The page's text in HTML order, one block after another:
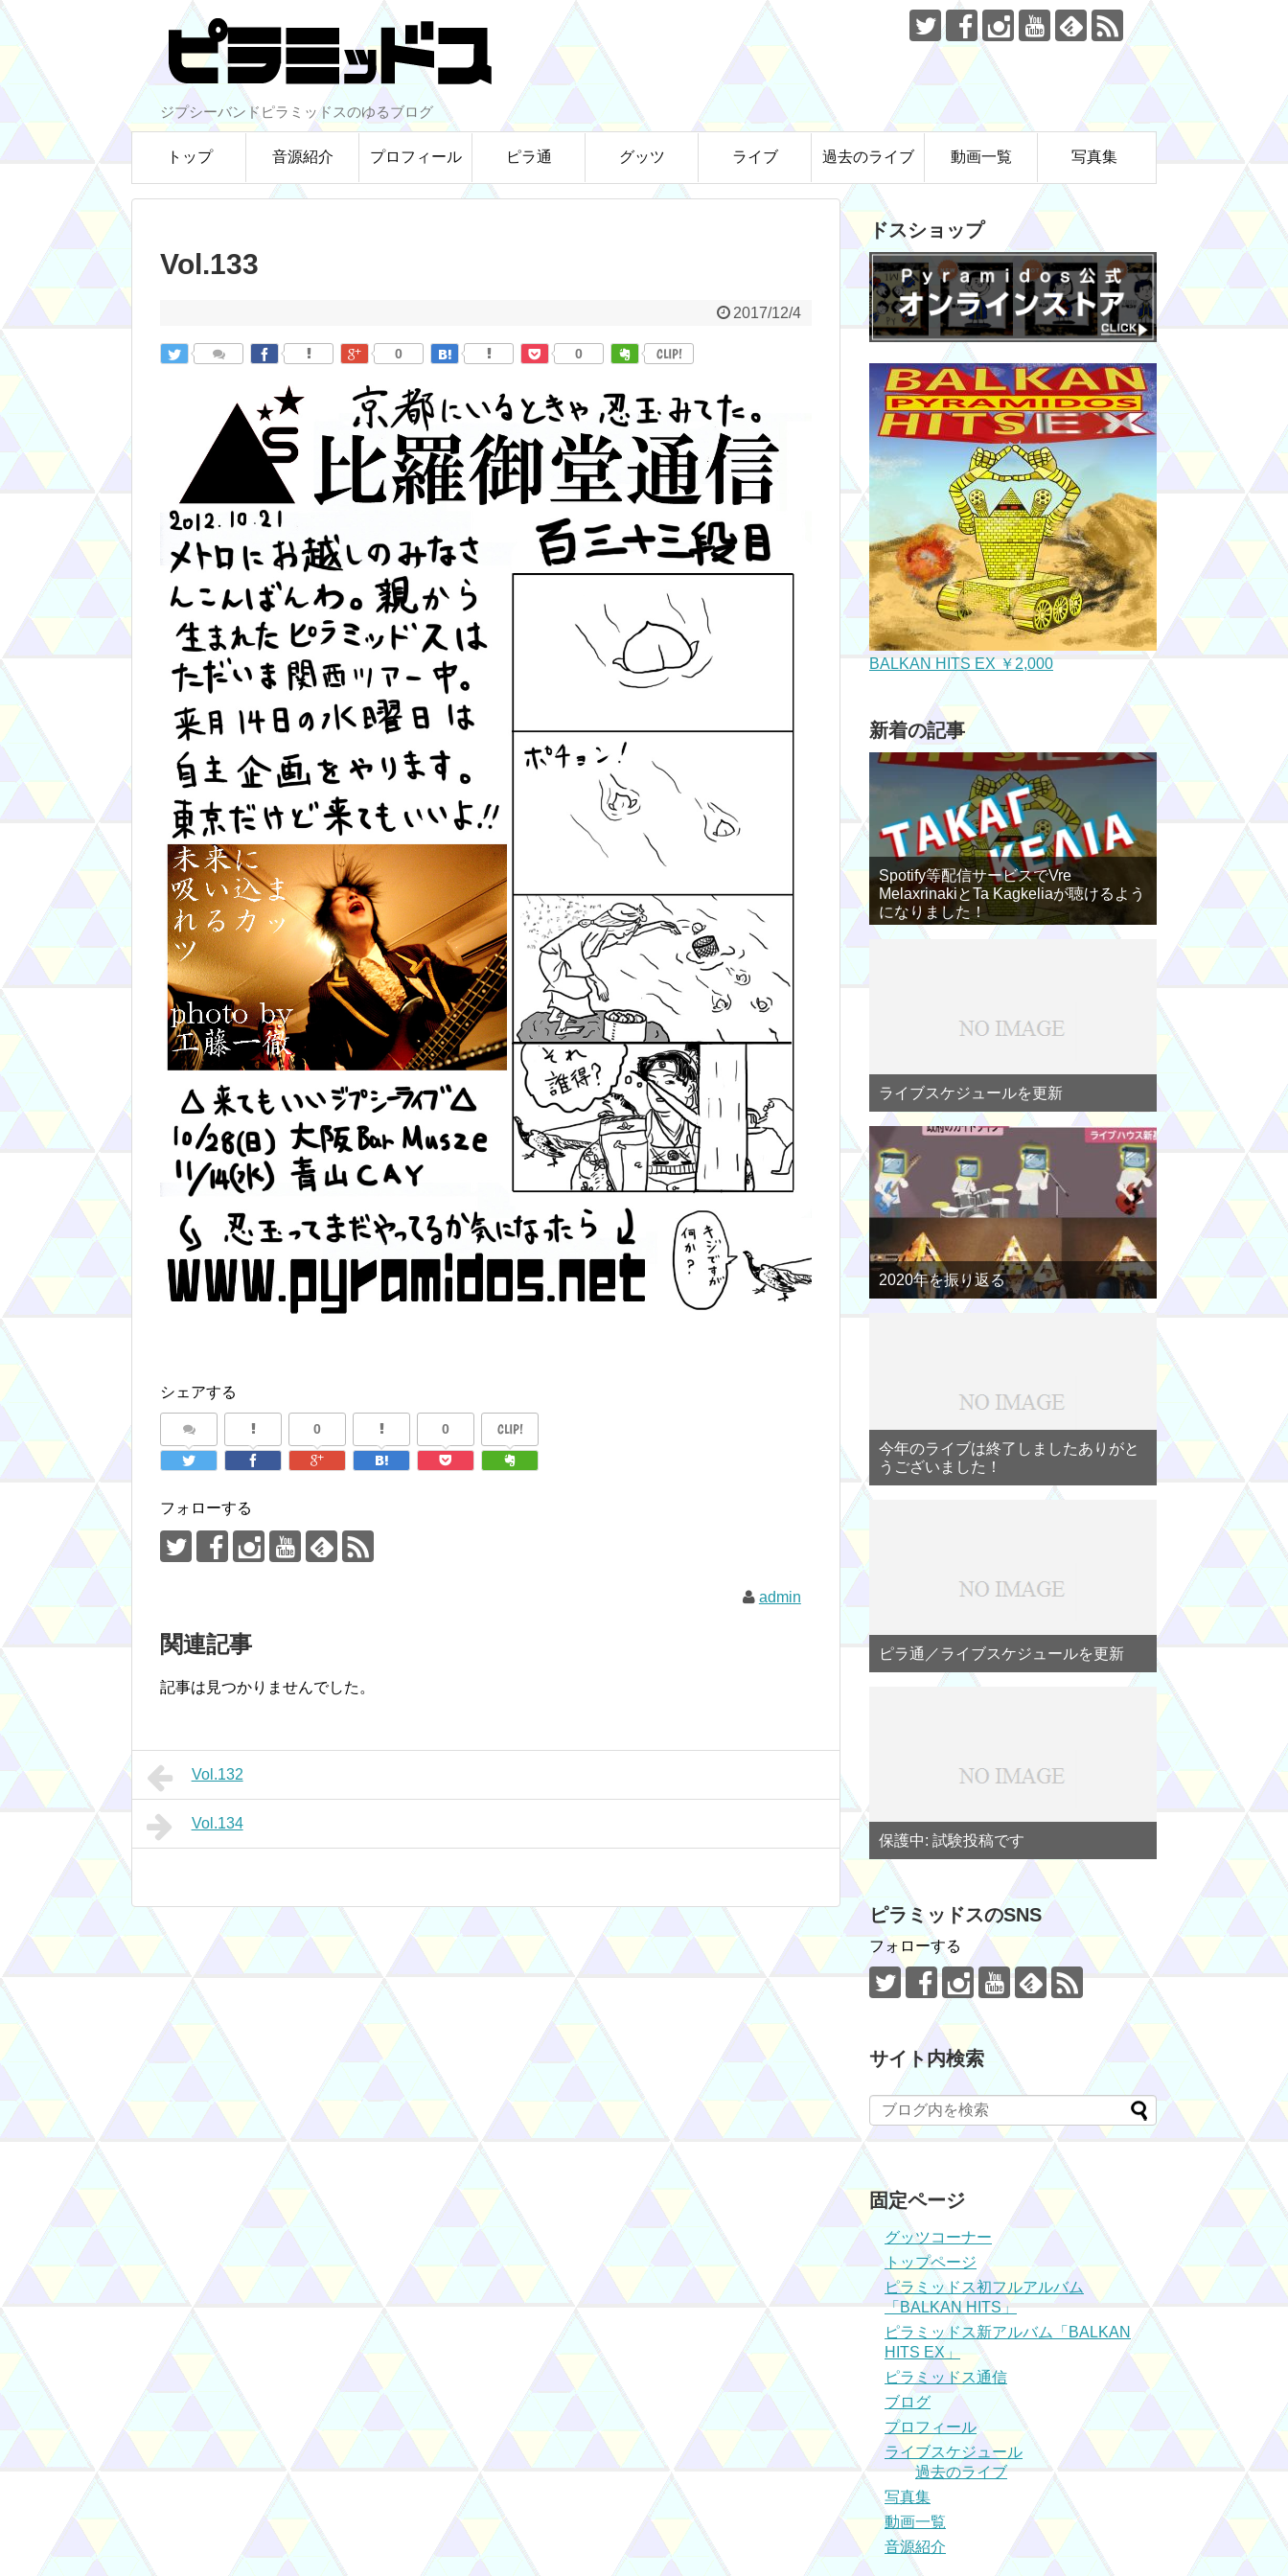
ジプシーバンドピラミッドスのゆるブログ
トップ 音源紹介 プロフィール ピラ通 グッツ ライブ 過去のライブ 動画一覧 写真集
Vol.133
2017/12/4
0 0 CLIP!
シェアする
0 0 CLIP!
フォローする
admin
関連記事
記事は見つかりませんでした。
Vol.132
Vol.134
ドスショップ
BALKAN HITS EX ￥2,000
新着の記事
Spotify等配信サービスでVre
MelaxrinakiとTa Kagkeliaが聴けるよう
になりました！
ライブスケジュールを更新
2020年を振り返る
今年のライブは終了しましたありがと
うございました！
ピラ通／ライブスケジュールを更新
保護中: 試験投稿です
ピラミッドスのSNS
フォローする
サイト内検索
固定ページ
グッツコーナー
トップページ
ピラミッドス初フルアルバム
「BALKAN HITS」
ピラミッドス新アルバム「BALKAN
HITS EX」
ピラミッドス通信
ブログ
プロフィール
ライブスケジュール
過去のライブ
写真集
動画一覧
音源紹介